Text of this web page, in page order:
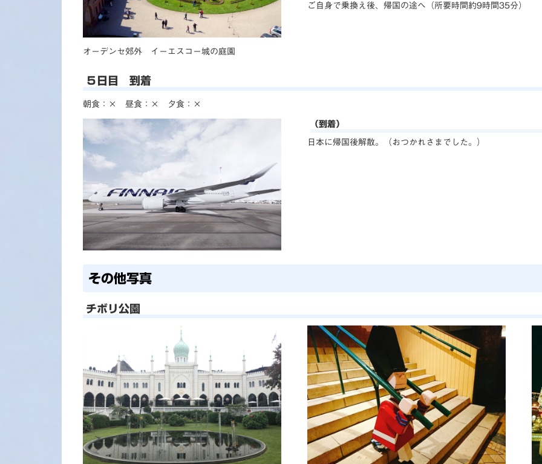
オーデンセ郊外 イーエスコー城の庭園
ご自身で乗換え後、帰国の途へ（所要時間約9時間35分）
５日目 到着
朝食：× 昼食：× 夕食：×
（到着）
日本に帰国後解散。（おつかれさまでした。）
その他写真
チボリ公園